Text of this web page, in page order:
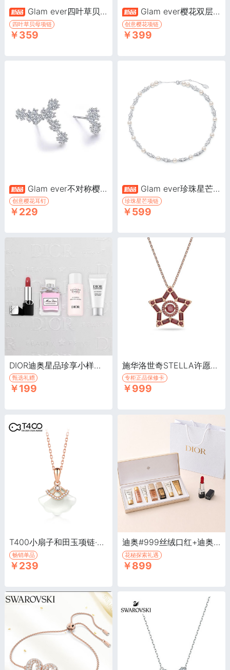
Glam ever四叶草贝母项链 Clover Necklace·贝母四叶草系列
四叶草贝母项链
￥359
Glam ever樱花双层项链·樱花系列
创意樱花项链
￥399
Glam ever不对称樱花耳钉·樱花系列
创意樱花耳钉
￥229
Glam ever珍珠星芒拼接项链·珠光系列
珍珠星芒项链
￥599
DIOR迪奥星品珍享小样套装·礼盒内含4款星品珍享护肤品
甄选礼赠
￥199
施华洛世奇STELLA许愿星项链/红色 ·“心”运星链坠
专柜正品保修卡
￥999
T400小扇子和田玉项链·小扇子和田玉项链
畅销单品
￥239
迪奥#999丝绒口红+迪奥花秘探索礼遇·Dior新款套装礼盒
花秘探索礼遇
￥899